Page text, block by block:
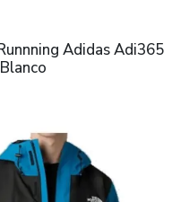
Adi365
3STRIPES Blanco